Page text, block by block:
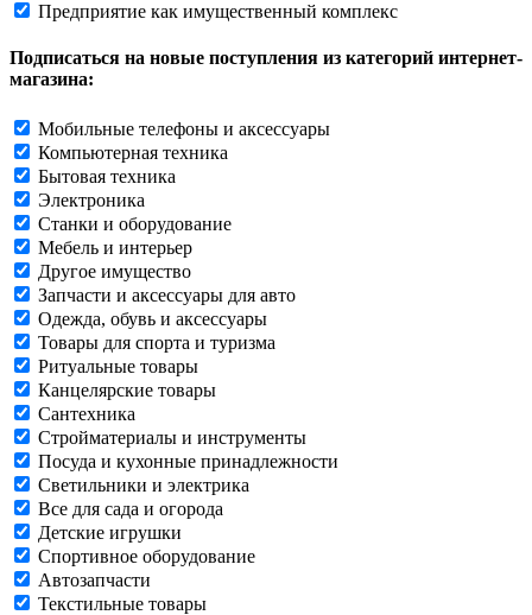
Предприятие как имущественный комплекс
Подписаться на новые поступления из категорий интернет-
магазина:
Мобильные телефоны и аксессуары
Компьютерная техника
Бытовая техника
Электроника
Станки и оборудование
Мебель и интерьер
Другое имущество
Запчасти и аксессуары для авто
Одежда, обувь и аксессуары
Товары для спорта и туризма
Ритуальные товары
Канцелярские товары
Сантехника
Стройматериалы и инструменты
Посуда и кухонные принадлежности
Светильники и электрика
Все для сада и огорода
Детские игрушки
Спортивное оборудование
Автозапчасти
Текстильные товары